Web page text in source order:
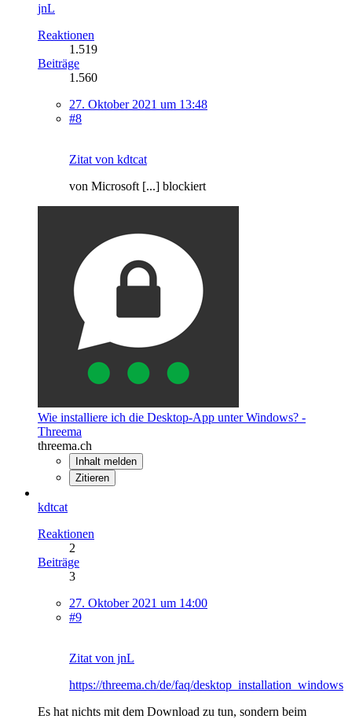
jnL
Reaktionen
1.519
Beiträge
1.560
27. Oktober 2021 um 13:48
#8
Zitat von kdtcat
von Microsoft [...] blockiert
Wie installiere ich die Desktop-App unter Windows? -
Threema
threema.ch
Inhalt melden
Zitieren
kdtcat
Reaktionen
2
Beiträge
3
27. Oktober 2021 um 14:00
#9
Zitat von jnL
https://threema.ch/de/faq/desktop_installation_windows
Es hat nichts mit dem Download zu tun, sondern beim